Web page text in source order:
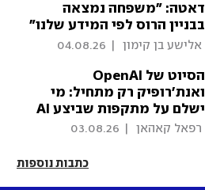
דאטה: "משפחה נמצאה
בבניין הרוס לפי המידע שלנו"
אלישע בן קימון 04.08.26
הסיוט של OpenAI
ואנת'רופיק רק מתחיל: מי
ישלם על מתקפות שביצע AI
סורר?
רפאל קאהאן 03.08.26
כתבות נוספות